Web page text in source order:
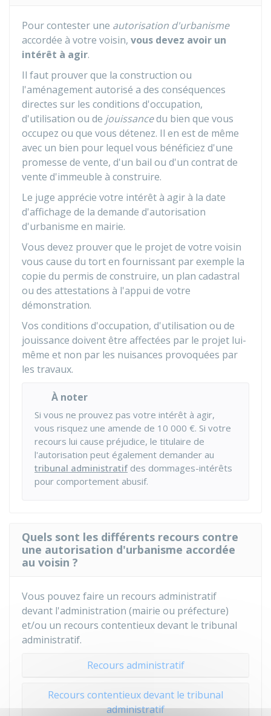
Pour contester une autorisation d'urbanisme
accordée à votre voisin, vous devez avoir un
intérêt à agir.
Il faut prouver que la construction ou
l'aménagement autorisé a des conséquences
directes sur les conditions d'occupation,
d'utilisation ou de jouissancedu bien que vous
occupez ou que vous détenez. Il en est de même
avec un bien pour lequel vous bénéficiez d'une
promesse de vente, d'un bail ou d'un contrat de
vente d'immeuble à construire.
Le juge apprécie votre intérêt à agir à la date
d'affichage de la demande d'autorisation
d'urbanisme en mairie.
Vous devez prouver que le projet de votre voisin
vous cause du tort en fournissant par exemple la
copie du permis de construire, un plan cadastral
ou des attestations à l'appui de votre
démonstration.
Vos conditions d'occupation, d'utilisation ou de
jouissance doivent être affectées par le projet lui-
même et non par les nuisances provoquées par
les travaux.
À noter
Si vous ne prouvez pas votre intérêt à agir,
vous risquez une amende de 10 000 €. Si votre
recours lui cause préjudice, le titulaire de
l'autorisation peut également demander au
tribunal administratif des dommages-intérêts
pour comportement abusif.
Quels sont les différents recours contre
une autorisation d'urbanisme accordée
au voisin ?
Vous pouvez faire un recours administratif
devant l'administration (mairie ou préfecture)
et/ou un recours contentieux devant le tribunal
administratif.
Recours administratif
Recours contentieux devant le tribunal
administratif